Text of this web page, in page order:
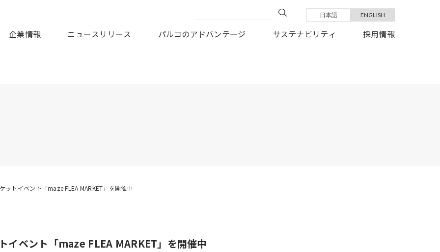
に謹んでお見舞い申しあげますとともに、被災地の一日も早い復旧を、心よりお祈り申しあげます。
日本語 ENGLISH
企業情報 ニュースリリース パルコのアドバンテージ サステナビリティ 採用情報
イベント「maze FLEA MARKET」を開催中
ットイベント「maze FLEA MARKET」を開催中